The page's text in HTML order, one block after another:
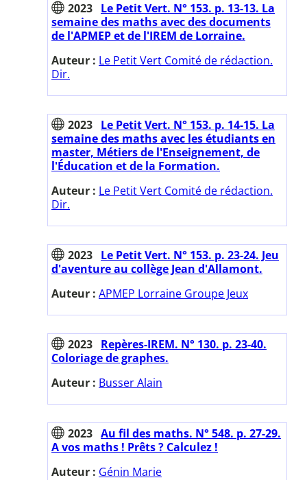
2023 Le Petit Vert. N° 153. p. 13-13. La
semaine des maths avec des documents
de l'APMEP et de l'IREM de Lorraine.
Auteur : Le Petit Vert Comité de rédaction.
Dir.
2023 Le Petit Vert. N° 153. p. 14-15. La
semaine des maths avec les étudiants en
master, Métiers de l'Enseignement, de
l'Éducation et de la Formation.
Auteur : Le Petit Vert Comité de rédaction.
Dir.
2023 Le Petit Vert. N° 153. p. 23-24. Jeu
d'aventure au collège Jean d'Allamont.
Auteur : APMEP Lorraine Groupe Jeux
2023 Repères-IREM. N° 130. p. 23-40.
Coloriage de graphes.
Auteur : Busser Alain
2023 Au fil des maths. N° 548. p. 27-29.
A vos maths ! Prêts ? Calculez !
Auteur : Génin Marie